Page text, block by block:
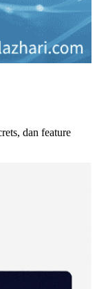
dan feature